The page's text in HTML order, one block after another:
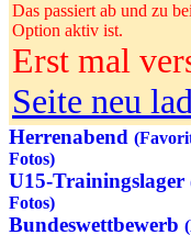
Das passiert ab und zu
Option aktiv ist.
Erst mal
Seite neu
Herrenabend
Fotos)
U15-Trainingslager
Fotos)
Bundeswettbewerb